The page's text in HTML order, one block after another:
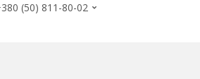
(50) 811-80-02